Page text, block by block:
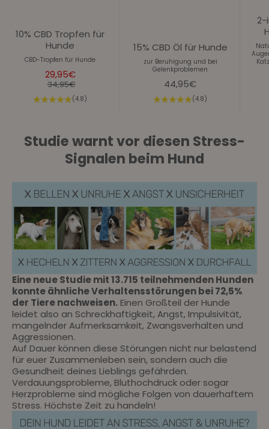
10% CBD Tropfen für
Hunde
CBD-Tropfen für Hunde
Angebot
29,95€
Regulärer Preis
34,95€
(4.8)
15% CBD Öl für Hunde
zur Beruhigung und bei
Gelenkproblemen
Angebot
44,95€
(4.8)
2-
Studie warnt vor diesen Stress-
Signalen beim Hund
Eine neue Studie mit 13.715 teilnehmenden Hunden
konnte ähnliche Verhaltensstörungen bei 72,5%
der Tiere nachweisen. Einen Großteil der Hunde
leidet also an Schreckhaftigkeit, Angst, Impulsivität,
mangelnder Aufmerksamkeit, Zwangsverhalten und
Aggressionen.
Auf Dauer können diese Störungen nicht nur belastend
für euer Zusammenleben sein, sondern auch die
Gesundheit deines Lieblings gefährden.
Verdauungsprobleme, Bluthochdruck oder sogar
Herzprobleme sind mögliche Folgen von dauerhaftem
Stress. Höchste Zeit zu handeln!